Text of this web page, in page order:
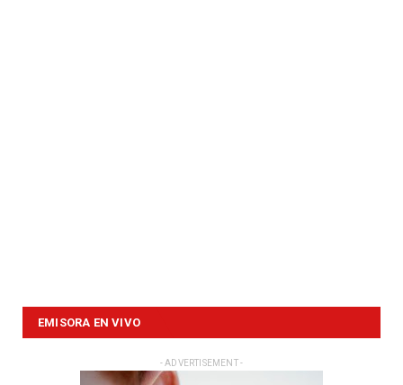
EMISORA EN VIVO
- ADVERTISEMENT -